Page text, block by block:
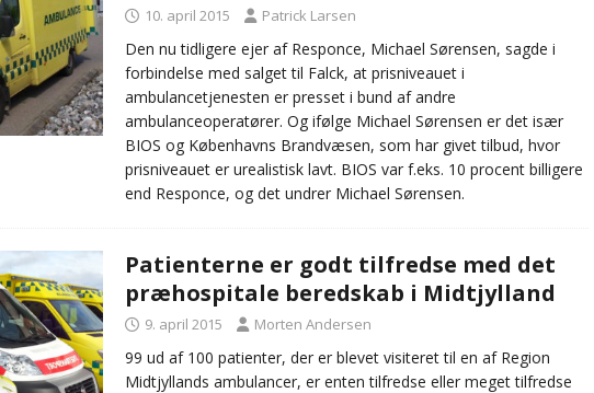
10. april 2015 Patrick Larsen
Den nu tidligere ejer af Responce, Michael Sørensen, sagde i
forbindelse med salget til Falck, at prisniveauet i
ambulancetjenesten er presset i bund af andre
ambulanceoperatører. Og ifølge Michael Sørensen er det især
BIOS og Københavns Brandvæsen, som har givet tilbud, hvor
prisniveauet er urealistisk lavt. BIOS var f.eks. 10 procent billigere
end Responce, og det undrer Michael Sørensen.
Patienterne er godt tilfredse med det
præhospitale beredskab i Midtjylland
9. april 2015 Morten Andersen
99 ud af 100 patienter, der er blevet visiteret til en af Region
Midtjyllands ambulancer, er enten tilfredse eller meget tilfredse